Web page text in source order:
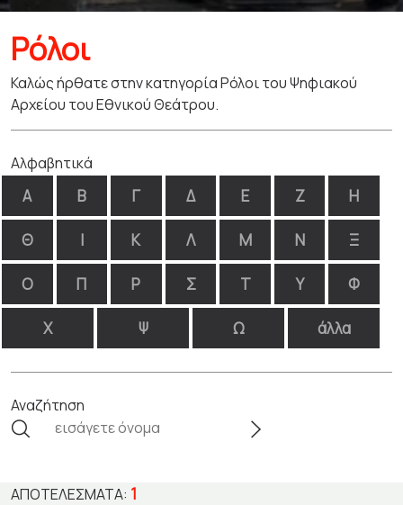
Ρόλοι
Καλώς ήρθατε στην κατηγορία Ρόλοι του Ψηφιακού
Αρχείου του Εθνικού Θεάτρου.
Αλφαβητικά
Α Β Γ Δ Ε Ζ Η
Θ Ι Κ Λ Μ Ν Ξ
Ο Π Ρ Σ Τ Υ Φ
Χ Ψ Ω άλλα
Αναζήτηση
ΑΠΟΤΕΛΈΣΜΑΤΑ: 1